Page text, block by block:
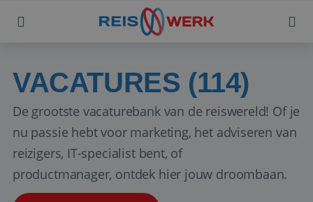
VACATURES (114)
De grootste vacaturebank van de reiswereld! Of je
nu passie hebt voor marketing, het adviseren van
reizigers, IT-specialist bent, of
productmanager, ontdek hier jouw droombaan.